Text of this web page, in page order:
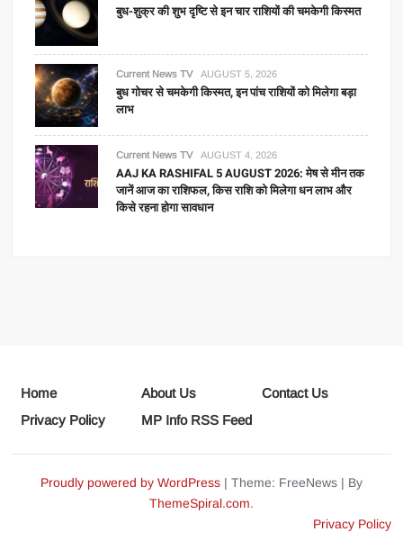
बुध-शुक्र की शुभ दृष्टि से इन चार राशियों की चमकेगी किस्मत
Current News TV AUGUST 5, 2026
बुध गोचर से चमकेगी किस्मत, इन पांच राशियों को मिलेगा बड़ा
लाभ
Current News TV AUGUST 4, 2026
AAJ KA RASHIFAL 5 AUGUST 2026: मेष से मीन तक
जानें आज का राशिफल, किस राशि को मिलेगा धन लाभ और
किसे रहना होगा सावधान
Home About Us
Contact Us
Privacy Policy
MP Info RSS Feed
Proudly powered by WordPress | Theme: FreeNews | By
ThemeSpiral.com.
Privacy Policy